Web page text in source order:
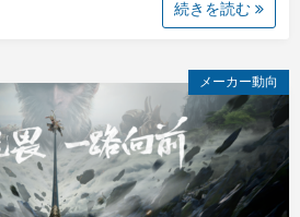
続きを読む
メーカー動向